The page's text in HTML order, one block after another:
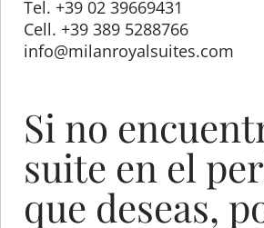
Tel. +39 02 39669431
Cell. +39 389 5288766
info@milanroyalsuites.com
Si no
suite en el
que deseas,